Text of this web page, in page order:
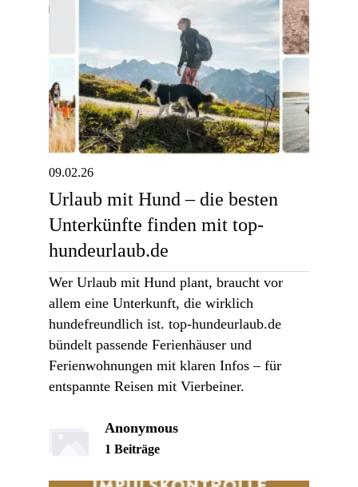
09.02.26
Urlaub mit Hund – die besten
Unterkünfte finden mit top-
hundeurlaub.de
Wer Urlaub mit Hund plant, braucht vor
allem eine Unterkunft, die wirklich
hundefreundlich ist. top-hundeurlaub.de
bündelt passende Ferienhäuser und
Ferienwohnungen mit klaren Infos – für
entspannte Reisen mit Vierbeiner.
Anonymous
1 Beiträge